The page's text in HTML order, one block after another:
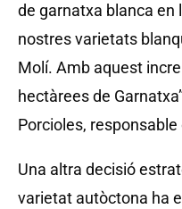
de garnatxa blanca en
nostres varietats
Molí. Amb aquest
hectàrees de
Porcioles,
Una altra decisió
varietat autòctona ha